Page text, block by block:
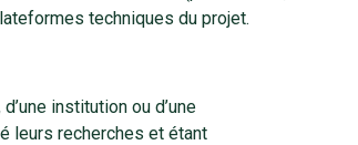
techniques du projet.
institution ou d’une
leurs recherches et étant